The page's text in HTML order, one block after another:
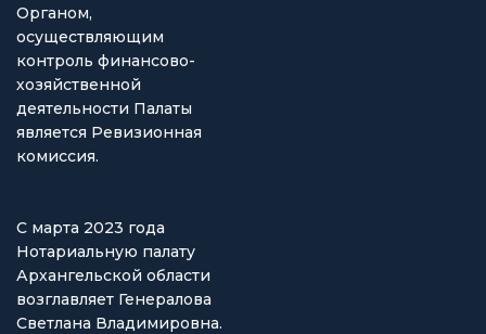
Органом,
осуществляющим
контроль финансово-
хозяйственной
деятельности Палаты
является Ревизионная
комиссия.
С марта 2023 года
Нотариальную палату
Архангельской области
возглавляет Генералова
Светлана Владимировна.